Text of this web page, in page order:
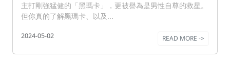
主打剛強猛健的「黑瑪卡」，更被譽為是男性自尊的救星。
但你真的了解黑瑪卡、以及...
2024-05-02 READ MORE ->